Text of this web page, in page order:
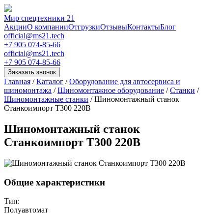
Мир спецтехники 21
АкцииО компанииОтгрузкиОтзывыКонтактыБлог
official@ms21.tech
+7 905 074-85-66
official@ms21.tech
+7 905 074-85-66
Заказать звонок
Главная /Каталог /Оборудование для автосервиса и
шиномонтажа /Шиномонтажное оборудование /Станки /
Шиномонтажные станки /Шиномонтажный станок
Станкоимпорт T300 220В
Шиномонтажный станок
Станкоимпорт T300 220В
Общие характеристики
Тип:
Полуавтомат